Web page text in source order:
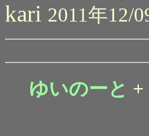
kari 2011年12/
ゆいのーと +